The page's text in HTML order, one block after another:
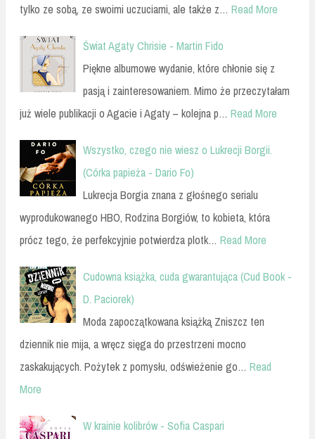
tylko ze sobą, ze swoimi uczuciami, ale także z… Read More
Świat Agaty Chrisie - Martin Fido
Piękne albumowe wydanie, które chłonie się z
pasją i zainteresowaniem. Mimo że przeczytałam
już wiele publikacji o Agacie i Agaty – kolejna p… Read More
Wszystko, czego nie wiesz o Lukrecji Borgii.
(Córka papieża - Dario Fo)
Lukrecja Borgia znana z głośnego serialu
wyprodukowanego HBO, Rodzina Borgiów, to kobieta, która
prócz tego, że perfekcyjnie potwierdza plotk… Read More
Cudowna książka, cuda gwarantująca (Cud Book -
D. Paciorek)
Moda zapoczątkowana książką Zniszcz ten
dziennik nie mija, a wręcz sięga do przestrzeni mocno
zaskakujących. Pożytek z pomysłu, odświeżenie go… Read
More
W krainie kolibrów - Sofia Caspari